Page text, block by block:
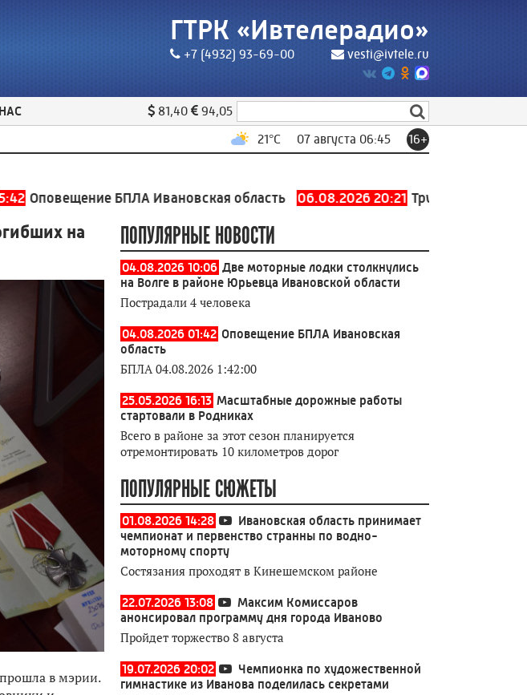
ГТРК «Ивтелерадио»
+7 (4932) 93-69-00 vesti@ivtele.ru
81,40
94,05
21°C 07 августа 06:45 16+
БПЛА Ивановская область 06.08.2026 20:21 Трубопровод холодного
на
в мэрии.
ПОПУЛЯРНЫЕ НОВОСТИ
04.08.2026 10:06 Две моторные лодки столкнулись
на Волге в районе Юрьевца Ивановской области
Пострадали 4 человека
04.08.2026 01:42 Оповещение БПЛА Ивановская
область
БПЛА 04.08.2026 1:42:00
25.05.2026 16:13 Масштабные дорожные работы
стартовали в Родниках
Всего в районе за этот сезон планируется
отремонтировать 10 километров дорог
ПОПУЛЯРНЫЕ СЮЖЕТЫ
01.08.2026 14:28
Ивановская область принимает
чемпионат и первенство странны по водно-
моторному спорту
Состязания проходят в Кинешемском районе
22.07.2026 13:08
Максим Комиссаров
анонсировал программу дня города Иваново
Пройдет торжество 8 августа
19.07.2026 20:02
Чемпионка по художественной
гимнастике из Иванова поделилась секретами